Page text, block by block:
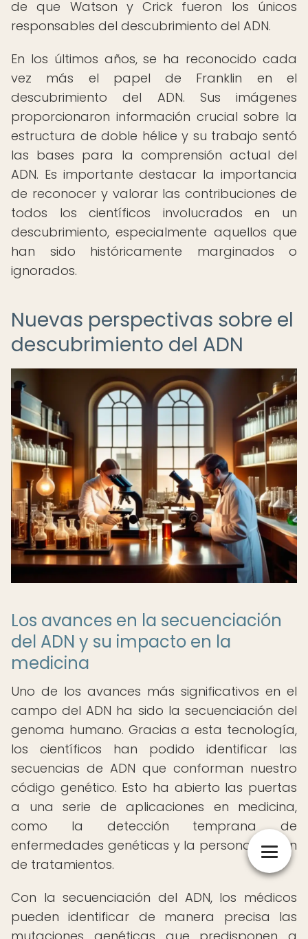
de que Watson y Crick fueron los únicos
responsables del descubrimiento del ADN.
En los últimos años, se ha reconocido cada
vez más el papel de Franklin en el
descubrimiento del ADN. Sus imágenes
proporcionaron información crucial sobre la
estructura de doble hélice y su trabajo sentó
las bases para la comprensión actual del
ADN. Es importante destacar la importancia
de reconocer y valorar las contribuciones de
todos los científicos involucrados en un
descubrimiento, especialmente aquellos que
han sido históricamente marginados o
ignorados.
Nuevas perspectivas sobre el
descubrimiento del ADN
Los avances en la secuenciación
del ADN y su impacto en la
medicina
Uno de los avances más significativos en el
campo del ADN ha sido la secuenciación del
genoma humano. Gracias a esta tecnología,
los científicos han podido identificar las
secuencias de ADN que conforman nuestro
código genético. Esto ha abierto las puertas
a una serie de aplicaciones en medicina,
como la detección temprana de
enfermedades genéticas y la personalización
de tratamientos.
Con la secuenciación del ADN, los médicos
pueden identificar de manera precisa las